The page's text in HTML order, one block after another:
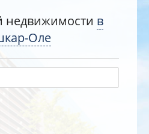
недвижимости в
Оле